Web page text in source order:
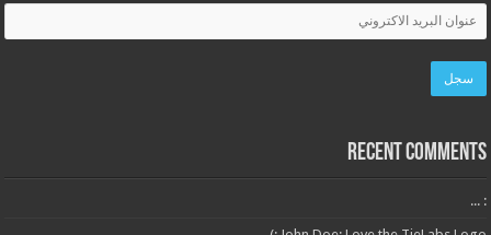
Recent Comments
: ...